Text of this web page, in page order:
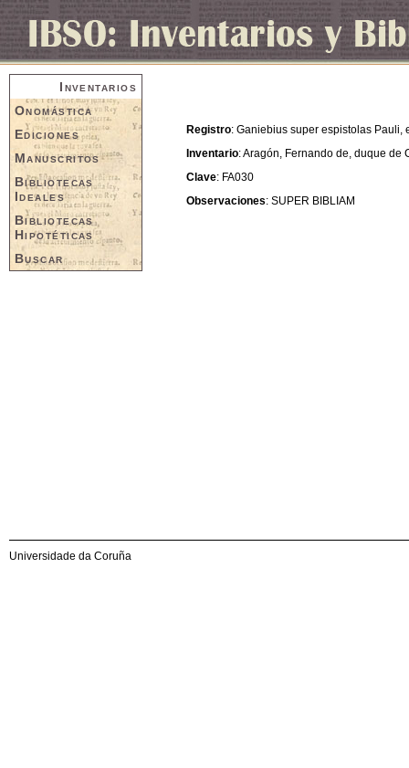
Inventarios
Onomástica
Ediciones
Manuscritos
Bibliotecas
Ideales
Bibliotecas
Hipotéticas
Buscar
Registro: Ganiebius super espistolas Pauli,
Inventario: Aragón, Fernando de, duque de
Clave: FA030
Observaciones: SUPER BIBLIAM
Universidade da Coruña